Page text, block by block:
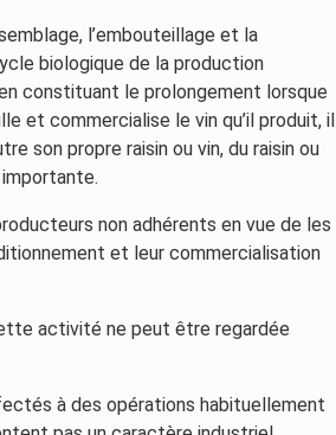
l’embouteillage et la
biologique de la production
constituant le prolongement lorsque
et commercialise le vin qu’il produit, il
son propre raisin ou vin, du raisin ou
non adhérents en vue de les
et leur commercialisation
activité ne peut être regardée
à des opérations habituellement